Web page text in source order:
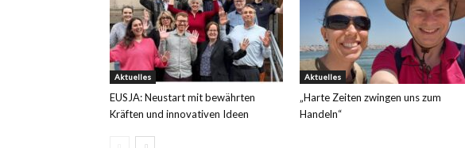
Aktuelles
EUSJA: Neustart mit bewährten
Kräften und innovativen Ideen
Aktuelles
„Harte Zeiten zwingen uns zum
Handeln“